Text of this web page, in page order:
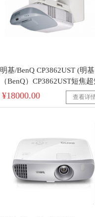
明基/BenQ CP3862UST (明基
（BenQ）CP3862UST短焦
焦投影仪 办公 高清家用会议
务 教学 培训 投影机 白天直
¥18000.00 查看详